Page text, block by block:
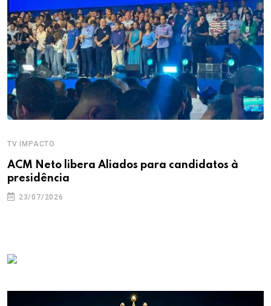
TV IMPACTO
ACM Neto libera Aliados para candidatos à
presidência
23/07/2026